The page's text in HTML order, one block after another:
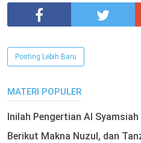
Posting Lebih Baru
MATERI POPULER
Inilah Pengertian Al
Berikut Makna Nuzul, dan